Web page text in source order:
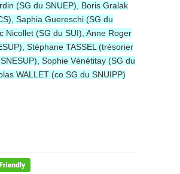
(SG du SNUEP), Boris Gralak
Saphia Guereschi (SG du
Nicollet (SG du SUI), Anne Roger
Stéphane TASSEL (trésorier
Sophie Vénétitay (SG du
WALLET (co SG du SNUIPP)